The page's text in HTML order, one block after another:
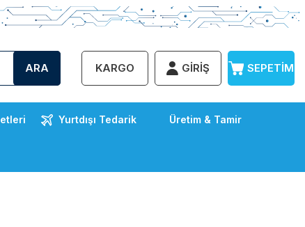
ARA KARGO GIRIŞ SEPETIM
Yurtdışı Tedarik Üretim & Tamir